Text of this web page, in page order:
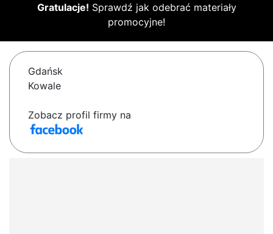
Gratulacje! Sprawdź jak odebrać materiały
promocyjne!
Gdańsk
Kowale
Zobacz profil firmy na